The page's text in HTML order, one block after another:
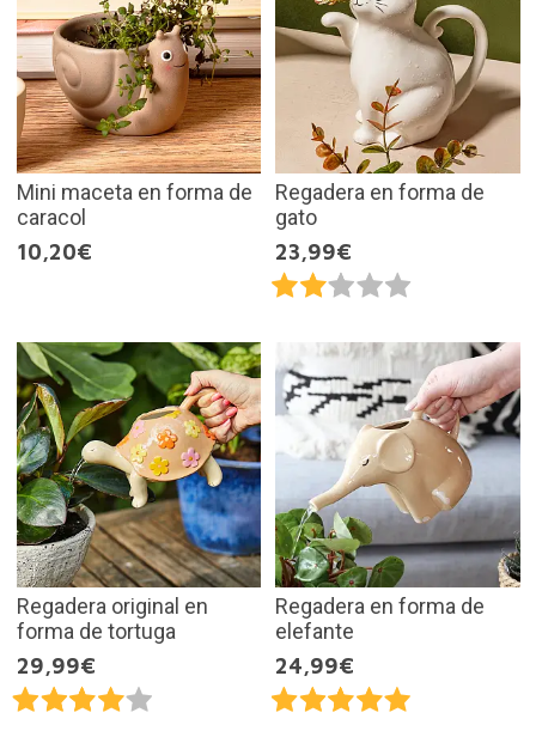
Mini maceta en forma de
caracol
10,20€
Regadera en forma de
gato
23,99€
Regadera original en
forma de tortuga
29,99€
Regadera en forma de
elefante
24,99€